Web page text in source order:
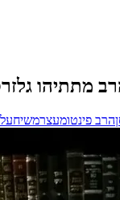
הרב פינטומעצרמשיח